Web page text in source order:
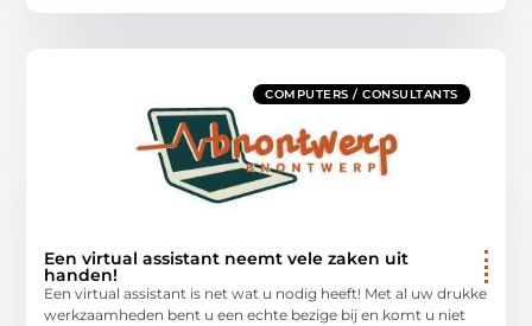
COMPUTERS / CONSULTANTS
Een virtual assistant neemt vele zaken uit
handen!
Een virtual assistant is net wat u nodig heeft! Met al uw drukke
werkzaamheden bent u een echte bezige bij en komt u niet